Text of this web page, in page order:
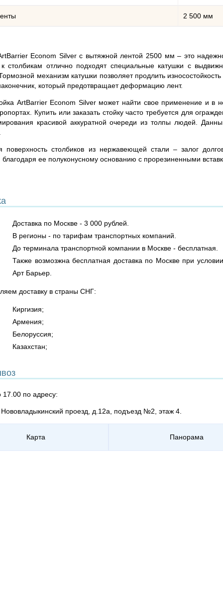
2 500 мм
Econom Silver с вытяжной лентой 2500 мм – это
к столбикам отлично подходят специальные катушки с
механизм катушки позволяет продлить
который предотвращает деформацию лент.
ArtBarrier Econom Silver может найти свое применение и в
Купить или заказать стойку часто требуется для
красивой аккуратной очереди из толпы людей.
поверхность столбиков из нержавеющей стали – залог
благодаря ее полуконусному основанию с прорезиненными
Доставка по Москве - 3 000 рублей.
В регионы - по тарифам транспортных компаний.
До терминала транспортной компании в Москве - бесплатная.
Также возмозжна бесплатная доставка по Москве при
Арт Барьер.
доставку в страны СНГ:
Киргизия;
Армения;
Белоруссия;
Казахстан;
17.00 по адресу:
Нововладыкинский проезд, д.12а, подъезд №2, этаж 4.
Карта Панорама